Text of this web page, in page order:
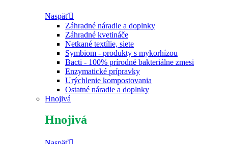
Naspäť
Záhradné náradie a doplnky
Záhradné kvetináče
Netkané textílie, siete
Symbiom - produkty s mykorhízou
Bacti - 100% prírodné bakteriálne zmesi
Enzymatické prípravky
Urýchlenie kompostovania
Ostatné náradie a doplnky
Hnojivá
Hnojivá